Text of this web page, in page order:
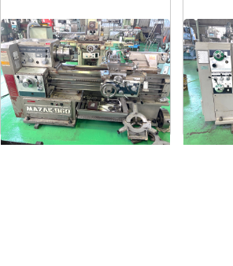
6尺旋盤
メーカー マザック
形 式MK-860S
年 式1989
7尺旋盤
メーカー
形
年